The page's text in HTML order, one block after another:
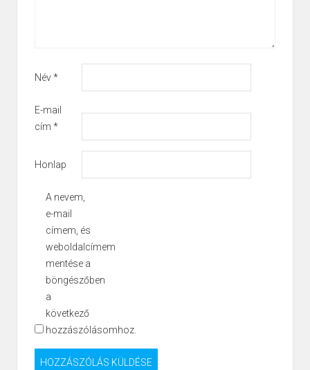
Név*
E-mail
cím *
Honlap
A nevem,
e-mail
címem, és
weboldalcímem
mentése a
böngészőben
a
következő
hozzászólásomhoz.